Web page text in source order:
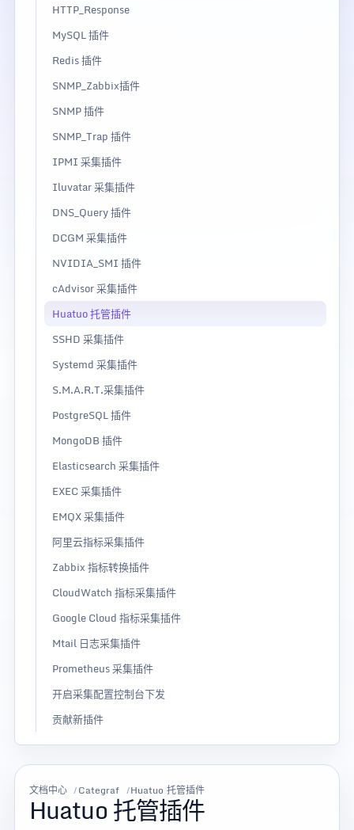
HTTP_Response
MySQL 插件
Redis 插件
SNMP_Zabbix插件
SNMP 插件
SNMP_Trap 插件
IPMI 采集插件
Iluvatar 采集插件
DNS_Query 插件
DCGM 采集插件
NVIDIA_SMI 插件
cAdvisor 采集插件
Huatuo 托管插件
SSHD 采集插件
Systemd 采集插件
S.M.A.R.T.采集插件
PostgreSQL 插件
MongoDB 插件
Elasticsearch 采集插件
EXEC 采集插件
EMQX 采集插件
阿里云指标采集插件
Zabbix 指标转换插件
CloudWatch 指标采集插件
Google Cloud 指标采集插件
Mtail 日志采集插件
Prometheus 采集插件
开启采集配置控制台下发
贡献新插件
文档中心 Categraf Huatuo 托管插件
Huatuo 托管插件